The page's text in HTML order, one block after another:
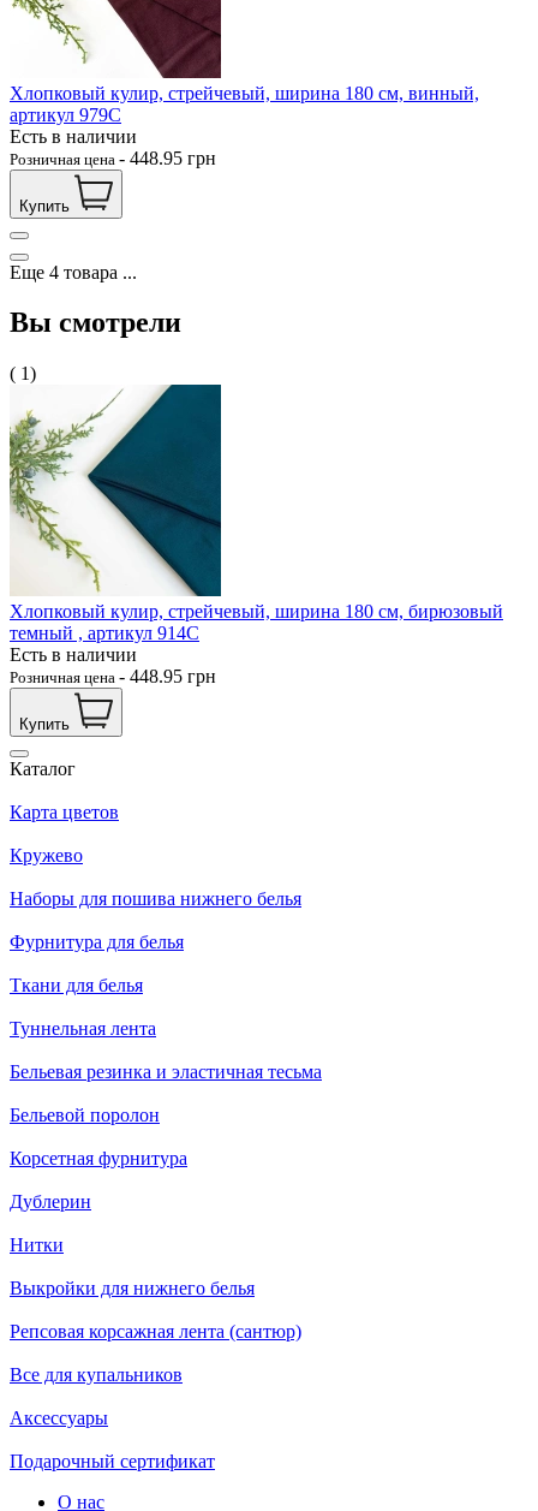
Хлопковый кулир, стрейчевый, ширина 180 см, винный,
артикул 979С
Есть в наличии
Розничная цена - 448.95 грн
Купить
Еще 4 товара ...
Вы смотрели
( 1)
Хлопковый кулир, стрейчевый, ширина 180 см, бирюзовый
темный , артикул 914С
Есть в наличии
Розничная цена - 448.95 грн
Купить
Каталог
Карта цветов
Кружево
Наборы для пошива нижнего белья
Фурнитура для белья
Ткани для белья
Туннельная лента
Бельевая резинка и эластичная тесьма
Бельевой поролон
Корсетная фурнитура
Дублерин
Нитки
Выкройки для нижнего белья
Репсовая корсажная лента (сантюр)
Все для купальников
Аксессуары
Подарочный сертификат
О нас